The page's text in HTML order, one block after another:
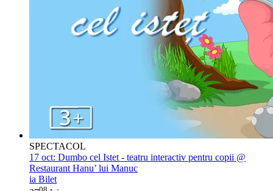
SPECTACOL
17 oct: Dumbo cel Istet - teatru interactiv pentru copii @
Restaurant Hanu’ lui Manuc
ia Bilet